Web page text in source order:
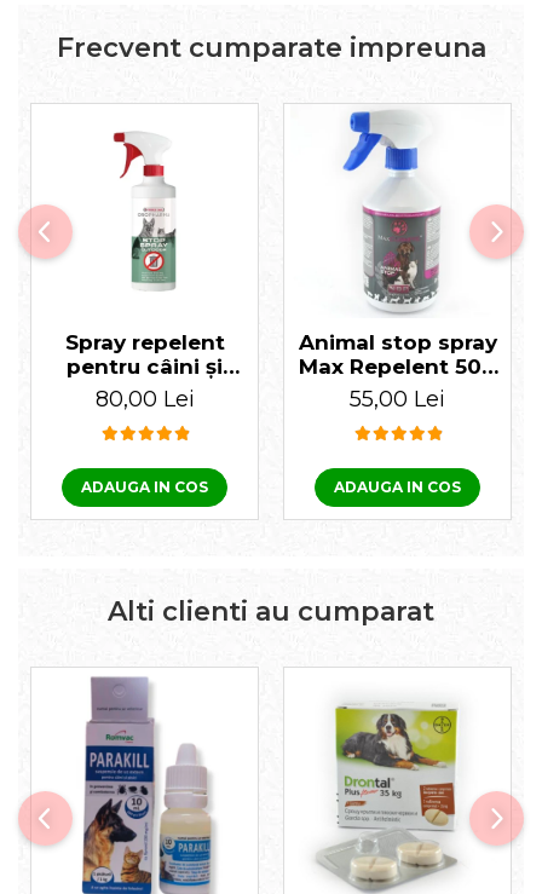
Frecvent cumparate impreuna
Spray repelent
pentru câini și
pisici VL 500 ml
80,00 Lei
ADAUGA IN COS
Animal stop spray
Max Repelent 500
ml
55,00 Lei
ADAUGA IN COS
Alti clienti au cumparat